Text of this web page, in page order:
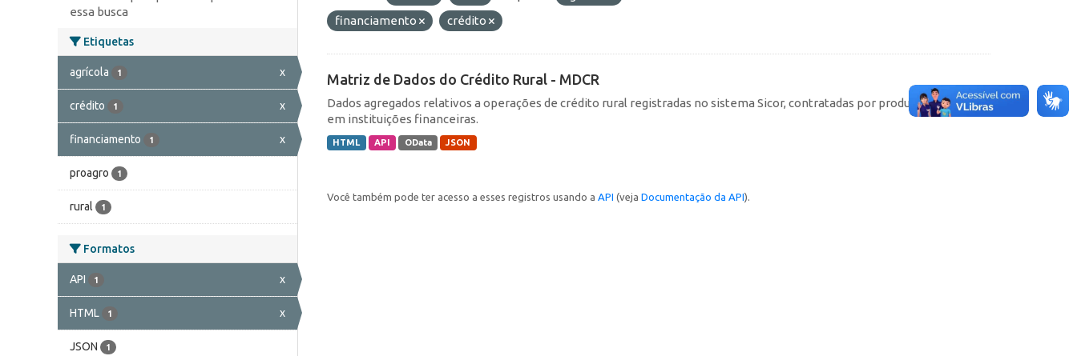
essa busca
Etiquetas
agrícola 1 x
crédito 1 x
financiamento 1 x
proagro 1
rural 1
Formatos
API 1 x
HTML 1 x
JSON 1
financiamento
crédito
Matriz de Dados do Crédito Rural - MDCR
Dados agregados relativos a operações de crédito rural registradas no sistema Sicor, contratadas por produtores rurais
em instituições financeiras.
HTML API OData JSON
Você também pode ter acesso a esses registros usando a API (veja Documentação da API).